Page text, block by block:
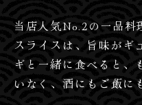
当店人気No.2の一品
スライスは、旨味がギ
ギと一緒に食べると、
いなく、酒にもご飯に